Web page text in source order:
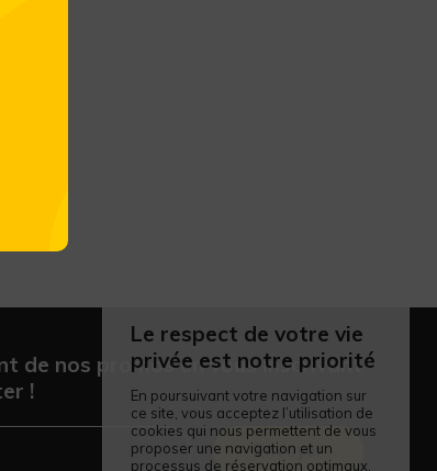
de nos promos en vous inscrivant
!
Envoyer
Le respect de votre vie
privée est notre priorité
En poursuivant votre navigation sur
ce site, vous acceptez l’utilisation de
cookies qui nous permettent de vous
proposer une navigation et un
processus de réservation optimaux.